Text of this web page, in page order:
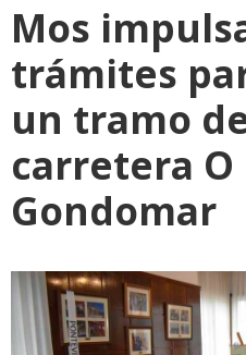
Mos
trámites
un tramo
carretera O
Gondomar